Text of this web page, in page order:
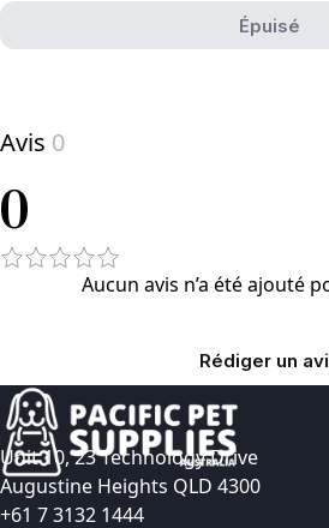
Épuisé
Avis 0
0
Aucun avis n’a été ajouté
Rédiger un
Unit 10, 23 Technology Drive
Augustine Heights QLD 4300
+61 7 3132 1444